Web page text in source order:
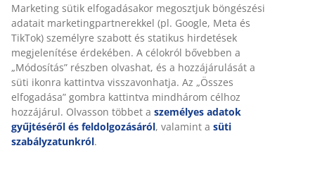
Értékelések
(3)
Kiszállítás
Marketing sütik elfogadásakor megosztjuk böngészési
adatait marketingpartnerekkel (pl. Google, Meta és
TikTok) személyre szabott és statikus hirdetések
megjelenítése érdekében. A célokról bővebben a
„Módosítás” részben olvashat, és a hozzájárulását a
süti ikonra kattintva visszavonhatja. Az „Összes
elfogadása” gombra kattintva mindhárom célhoz
hozzájárul. Olvasson többet a személyes adatok
gyűjtéséről és feldolgozásáról, valamint a süti
szabályzatunkról.